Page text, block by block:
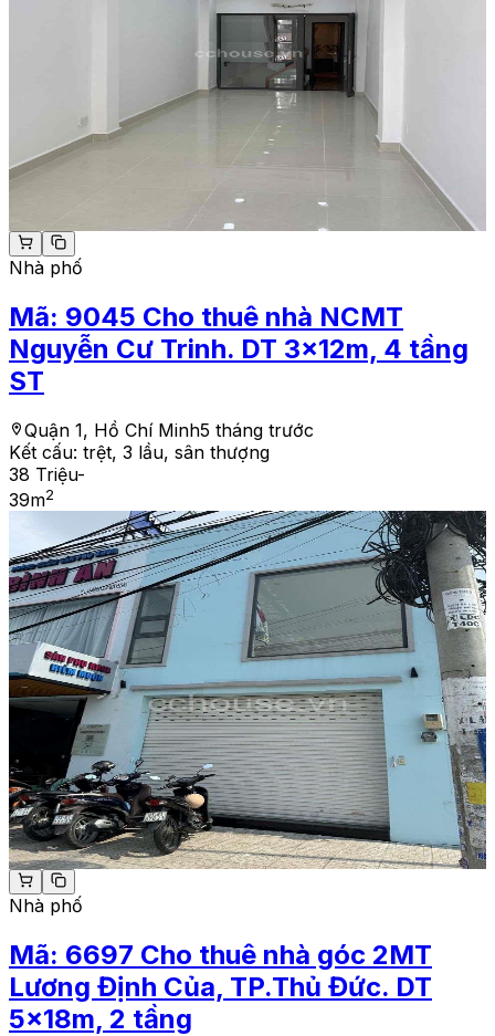
Nhà phố
Mã: 9045 Cho thuê nhà NCMT
Nguyễn Cư Trinh. DT 3x12m, 4 tầng
ST
Quận 1, Hồ Chí Minh5 tháng trước
Kết cấu: trệt, 3 lầu, sân thượng
38 Triệu-
39m2
Nhà phố
Mã: 6697 Cho thuê nhà góc 2MT
Lương Định Của, TP.Thủ Đức. DT
5x18m, 2 tầng